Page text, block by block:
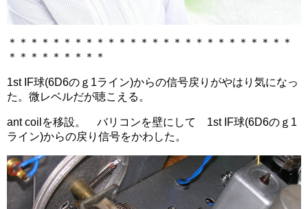
＊＊＊＊＊＊＊＊＊＊＊＊＊＊＊＊＊＊＊＊＊＊＊＊＊＊
＊＊＊＊＊＊＊＊＊
1st IF球(6D6のｇ1ライン)からの信号戻りがやはり気になっ
た。微レベルだが聴こえる。
ant coilを移設。 バリコンを壁にして 1st IF球(6D6のｇ1
ライン)からの戻り信号をかわした。